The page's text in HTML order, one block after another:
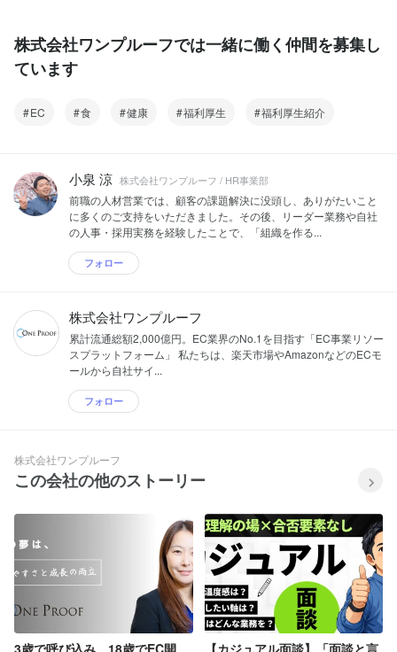
株式会社ワンプルーフでは一緒に働く仲間を募集し
ています
EC 食 健康 福利厚生 福利厚生紹介
小泉 涼 株式会社ワンプルーフ / HR事業部
前職の人材営業では、顧客の課題解決に没頭し、ありがたいこと
に多くのご支持をいただきました。その後、リーダー業務や自社
の人事・採用実務を経験したことで、「組織を作る...
フォロー
株式会社ワンプルーフ
累計流通総額2,000億円。EC業界のNo.1を目指す「EC事業リソー
スプラットフォーム」 私たちは、楽天市場やAmazonなどのECモ
ールから自社サイ...
フォロー
株式会社ワンプルーフ
この会社の他のストーリー
3歳で呼び込み、18歳でEC開
【カジュアル面談】「面談と言